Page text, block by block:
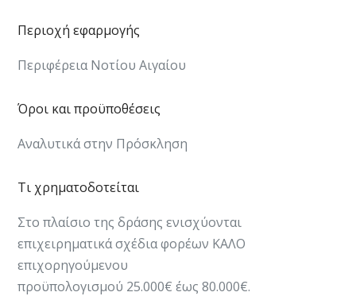
Περιοχή εφαρμογής
Περιφέρεια Νοτίου Αιγαίου
Όροι και προϋποθέσεις
Αναλυτικά στην Πρόσκληση​​
Τι χρηματοδοτείται
Στο πλαίσιο της δράσης ενισχύονται
επιχειρηματικά σχέδια φορέων ΚΑΛΟ
επιχορηγούμενου
προϋπολογισμού 25.000€ έως 80.000€.